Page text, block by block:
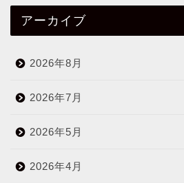
アーカイブ
2026年8月
2026年7月
2026年5月
2026年4月